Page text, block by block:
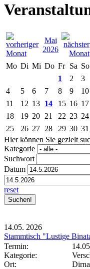
Mai
2026
Mo Di Mi Do Fr Sa So
1
2
3
4
5 6 7 8 9
10
11
12 13 14 15 16 17
18
19 20 21 22 23 24
25
26 27 28 29 30 31
Hier können Sie gezielt
Kategorie
Suchwort
Datum
reset
14.05. 2026
Stammtisch "Lustige
Termin:
Kategorie:
Ort: